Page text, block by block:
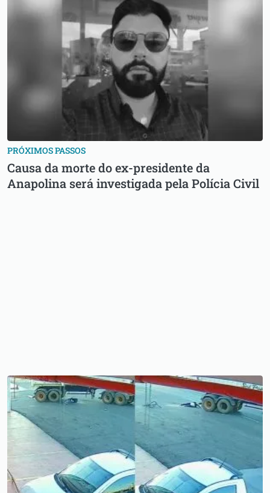
PRÓXIMOS PASSOS
Causa da morte do ex-presidente da
Anapolina será investigada pela Polícia Civil